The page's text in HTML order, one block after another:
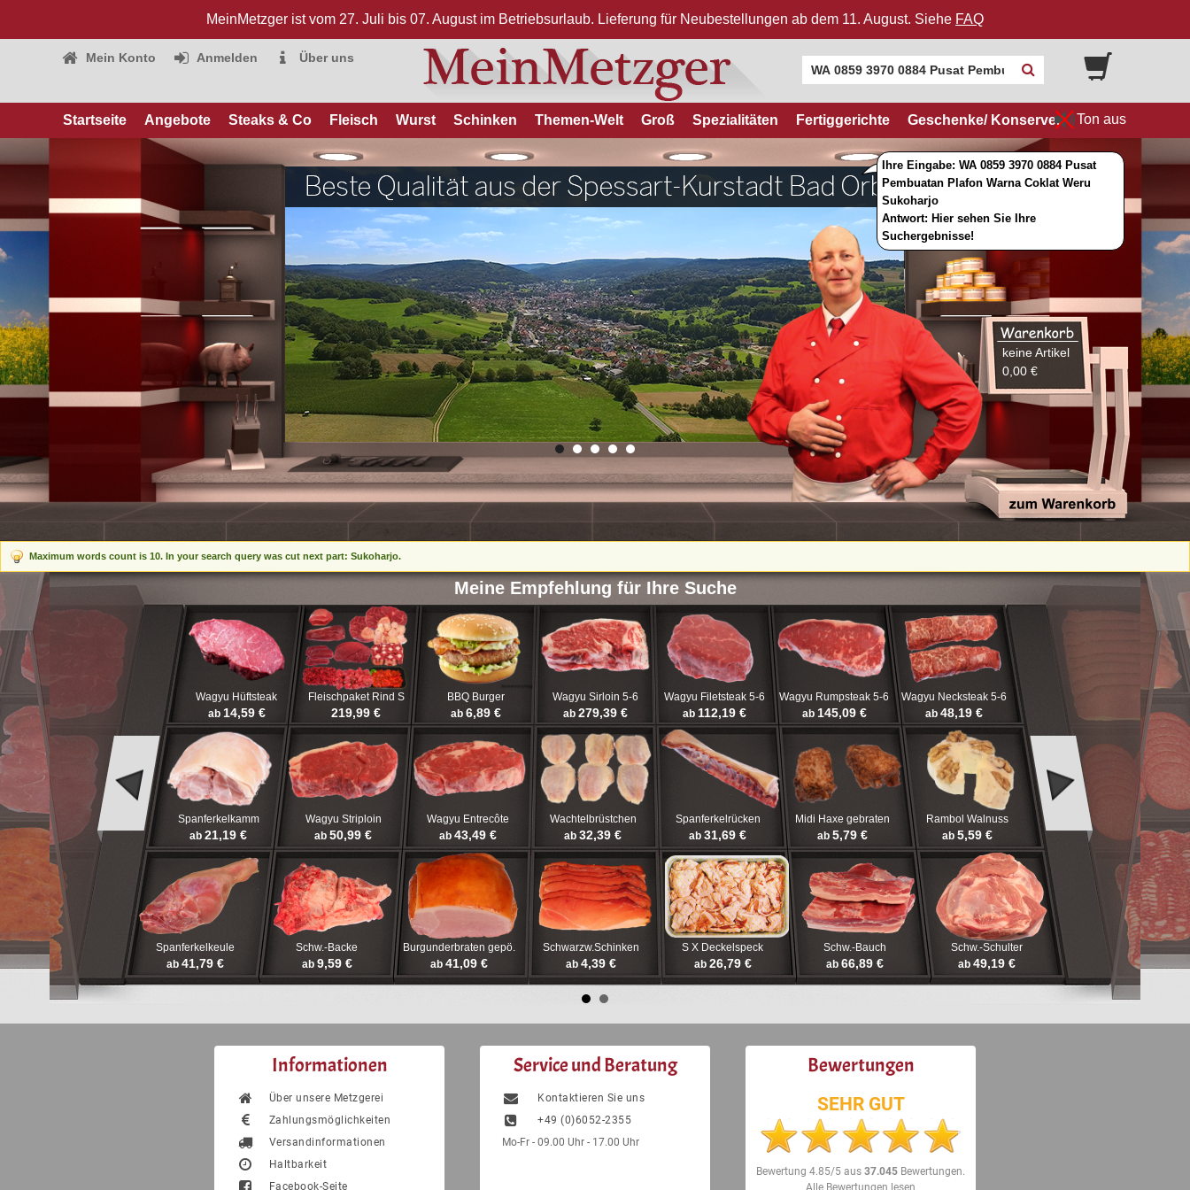
MeinMetzger ist vom 27. Juli bis 07. August im Betriebsurlaub. Lieferung für Neubestellungen ab dem 11. August. Siehe FAQ
Mein Konto Anmelden Über uns
Startseite Angebote Steaks & Co Fleisch Wurst Schinken Themen-Welt Groß Spezialitäten Fertiggerichte Geschenke/ Konserven Ton aus
keine Artikel
0,00 €
Ihre Eingabe: WA 0859 3970 0884 Pusat
Pembuatan Plafon Warna Coklat Weru
Sukoharjo
Antwort: Hier sehen Sie Ihre
Suchergebnisse!
Maximum words count is 10. In your search query was cut next part: Sukoharjo.
Meine Empfehlung für Ihre Suche
Wagyu Hüftsteak
ab 14,59 €
Fleischpaket Rind S
219,99 €
BBQ Burger
ab 6,89 €
Wagyu Sirloin 5-6
ab 279,39 €
Wagyu Filetsteak 5-6
ab 112,19 €
Wagyu Rumpsteak 5-6
ab 145,09 €
Wagyu Necksteak 5-6
ab 48,19 €
Spanferkelkamm
ab 21,19 €
Wagyu Striploin
ab 50,99 €
Wagyu Entrecôte
ab 43,49 €
Wachtelbrüstchen
ab 32,39 €
Spanferkelrücken
ab 31,69 €
Midi Haxe gebraten
ab 5,79 €
Rambol Walnuss
ab 5,59 €
Spanferkelkeule
ab 41,79 €
Schw.-Backe
ab 9,59 €
Burgunderbraten gepö.
ab 41,09 €
Schwarzw.Schinken
ab 4,39 €
S X Deckelspeck
ab 26,79 €
Schw.-Bauch
ab 66,89 €
Schw.-Schulter
ab 49,19 €
Informationen
Über unsere Metzgerei
Zahlungsmöglichkeiten
Versandinformationen
Haltbarkeit
Facebook-Seite
Service und Beratung
Kontaktieren Sie uns
+49 (0)6052-2355
Mo-Fr - 09.00 Uhr - 17.00 Uhr
Bewertungen
SEHR GUT
Bewertung 4.85/5 aus 37.045 Bewertungen.
Alle Bewertungen lesen